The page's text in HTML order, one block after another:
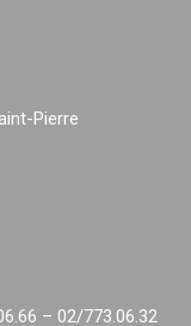
Pierre
– 02/773.06.32